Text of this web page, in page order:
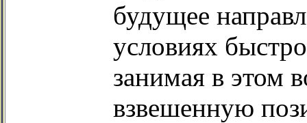
будущее
условиях
занимая в этом
взвешенную